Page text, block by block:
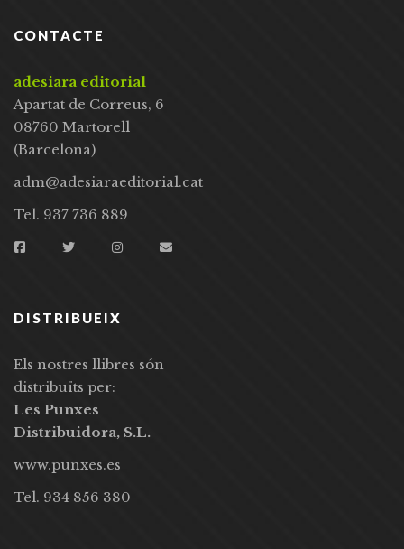
CONTACTE
adesiara editorial
Apartat de Correus, 6
08760 Martorell
(Barcelona)
adm@adesiaraeditorial.cat
Tel. 937 736 889
DISTRIBUEIX
Els nostres llibres són
distribuïts per:
Les Punxes
Distribuidora, S.L.
www.punxes.es
Tel. 934 856 380